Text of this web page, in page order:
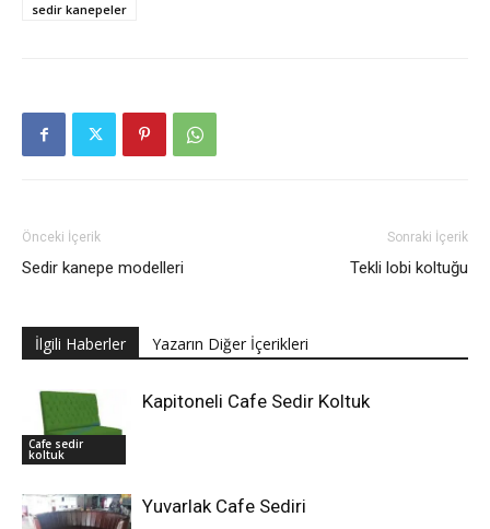
sedir kanepeler
Önceki İçerik
Sedir kanepe modelleri
Sonraki İçerik
Tekli lobi koltuğu
İlgili Haberler Yazarın Diğer İçerikleri
Cafe sedir
koltuk
Kapitoneli Cafe Sedir Koltuk
Yuvarlak Cafe Sediri